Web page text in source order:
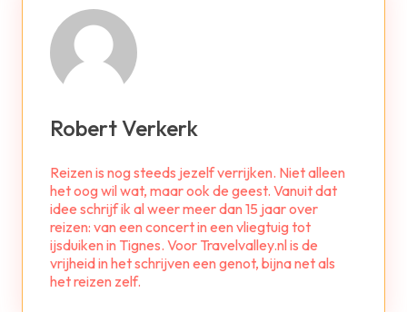
Robert Verkerk
Reizen is nog steeds jezelf verrijken. Niet alleen
het oog wil wat, maar ook de geest. Vanuit dat
idee schrijf ik al weer meer dan 15 jaar over
reizen: van een concert in een vliegtuig tot
ijsduiken in Tignes. Voor Travelvalley.nl is de
vrijheid in het schrijven een genot, bijna net als
het reizen zelf.